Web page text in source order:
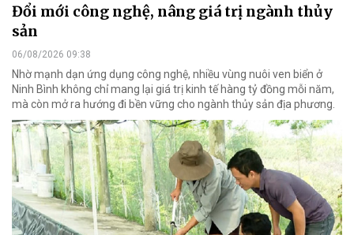
Đổi mới công nghệ, nâng giá trị ngành thủy
sản
06/08/2026 09:38
Nhờ mạnh dạn ứng dụng công nghệ, nhiều vùng nuôi ven biển ở
Ninh Bình không chỉ mang lại giá trị kinh tế hàng tỷ đồng mỗi năm,
mà còn mở ra hướng đi bền vững cho ngành thủy sản địa phương.